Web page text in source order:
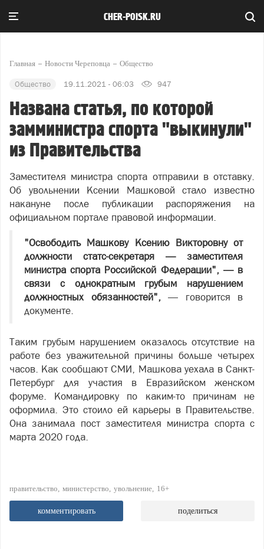
CHER-POISK.RU
Главная Новости Череповца Общество
Общество 19.11.2021 - 06:03 947
Названа статья, по которой
замминистра спорта "выкинули"
из Правительства
Заместителя министра спорта отправили в отставку.
Об увольнении Ксении Машковой стало известно
накануне после публикации распоряжения на
официальном портале правовой информации.
"Освободить Машкову Ксению Викторовну от
должности статс-секретаря — заместителя
министра спорта Российской Федерации", — в
связи с однократным грубым нарушением
должностных обязанностей", — говорится в
документе.
Таким грубым нарушением оказалось отсутствие на
работе без уважительной причины больше четырех
часов. Как сообщают СМИ, Машкова уехала в Санкт-
Петербург для участия в Евразийском женском
форуме. Командировку по каким-то причинам не
оформила. Это стоило ей карьеры в Правительстве.
Она занимала пост заместителя министра спорта с
марта 2020 года.
правительство министерство увольнение 16+
комментировать поделиться